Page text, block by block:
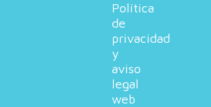
Política
de
privacidad
y
aviso
legal
web